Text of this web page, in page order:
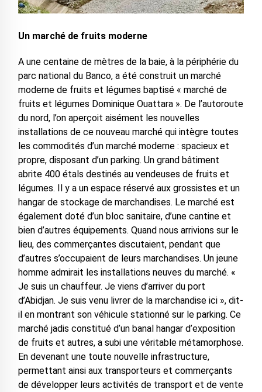
Un marché de fruits moderne
A une centaine de mètres de la baie, à la périphérie du
parc national du Banco, a été construit un marché
moderne de fruits et légumes baptisé « marché de
fruits et légumes Dominique Ouattara ». De l’autoroute
du nord, l’on aperçoit aisément les nouvelles
installations de ce nouveau marché qui intègre toutes
les commodités d’un marché moderne : spacieux et
propre, disposant d’un parking. Un grand bâtiment
abrite 400 étals destinés au vendeuses de fruits et
légumes. Il y a un espace réservé aux grossistes et un
hangar de stockage de marchandises. Le marché est
également doté d’un bloc sanitaire, d’une cantine et
bien d’autres équipements. Quand nous arrivions sur le
lieu, des commerçantes discutaient, pendant que
d’autres s’occupaient de leurs marchandises. Un jeune
homme admirait les installations neuves du marché. «
Je suis un chauffeur. Je viens d’arriver du port
d’Abidjan. Je suis venu livrer de la marchandise ici », dit-
il en montrant son véhicule stationné sur le parking. Ce
marché jadis constitué d’un banal hangar d’exposition
de fruits et autres, a subi une véritable métamorphose.
En devenant une toute nouvelle infrastructure,
permettant ainsi aux transporteurs et commerçants
de développer leurs activités de transport et de vente